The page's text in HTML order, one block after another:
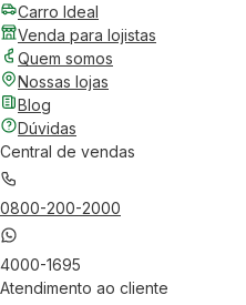
Carro Ideal
Venda para lojistas
Quem somos
Nossas lojas
Blog
Dúvidas
Central de vendas
0800-200-2000
4000-1695
Atendimento ao cliente